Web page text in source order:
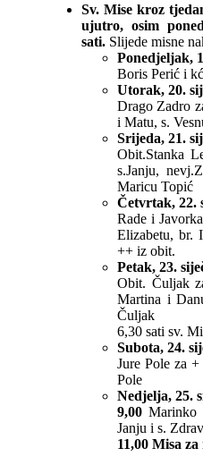
Sv. Mise kroz
ujutro, osim
sati. Slijede misne
Ponedjeljak,
Boris Perić i
Utorak, 20.
Drago Zadro
i Matu, s.
Srijeda, 21.
Obit.Stanka
s.Janju,
Maricu Topić
Četvrtak, 22.
Rade i
Elizabetu, br.
++ iz obit.
Petak, 23.
Obit. Čuljak
Martina i
Čuljak
6,30 sati sv.
Subota, 24.
Jure Pole za
Pole
Nedjelja, 25.
9,00
Janju i s.
11,00 Misa